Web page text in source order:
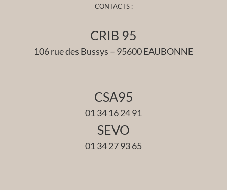
CONTACTS :
CRIB 95
106 rue des Bussys – 95600 EAUBONNE
CSA95
01 34 16 24 91
SEVO
01 34 27 93 65